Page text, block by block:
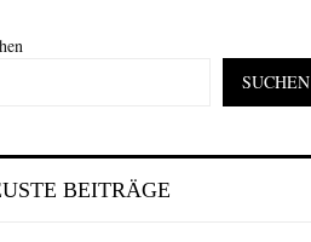
SUCHEN
BEITRÄGE